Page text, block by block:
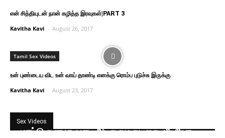
என் சித்தியுடன் நான் கழித்த இரவுகள்|PART 3
Kavitha Kavi - August 26, 2017
Tamil Sex Videos
உன் புண்டைய விட உன் வாய் தாண்டி எனக்கு ரொம்ப புடுச்சு இருக்கு
Kavitha Kavi - August 23, 2017
Sex Videos
முரட்டு தனமா ஷாட் அடிக்கும் நடிகை வீடியோ